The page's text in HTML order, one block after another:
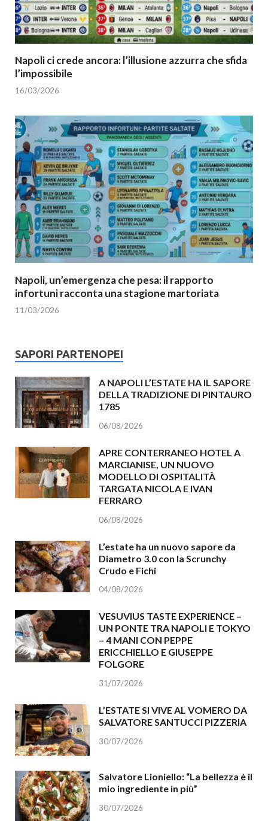
Napoli ci crede ancora: l’illusione azzurra che sfida
l’impossibile
16/03/2026
Napoli, un’emergenza che pesa: il rapporto
infortuni racconta una stagione martoriata
11/03/2026
SAPORI PARTENOPEI
A NAPOLI L’ESTATE HA IL SAPORE
DELLA TRADIZIONE DI PINTAURO
1785
06/08/2026
APRE CONTERRANEO HOTEL A
MARCIANISE, UN NUOVO
MODELLO DI OSPITALITÀ
TARGATA NICOLA E IVAN
FERRARO
06/08/2026
L’estate ha un nuovo sapore da
Diametro 3.0 con la Scrunchy
Crudo e Fichi
04/08/2026
VESUVIUS TASTE EXPERIENCE –
UN PONTE TRA NAPOLI E TOKYO
– 4 MANI CON PEPPE
ERICCHIELLO E GIUSEPPE
FOLGORE
31/07/2026
L’ESTATE SI VIVE AL VOMERO DA
SALVATORE SANTUCCI PIZZERIA
30/07/2026
Salvatore Lioniello: “La bellezza è il
mio ingrediente in più”
30/07/2026